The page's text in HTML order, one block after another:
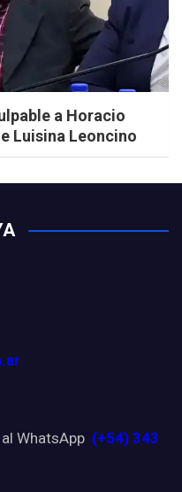
a Horacio
Luisina Leoncino
WhatsApp (+54) 343